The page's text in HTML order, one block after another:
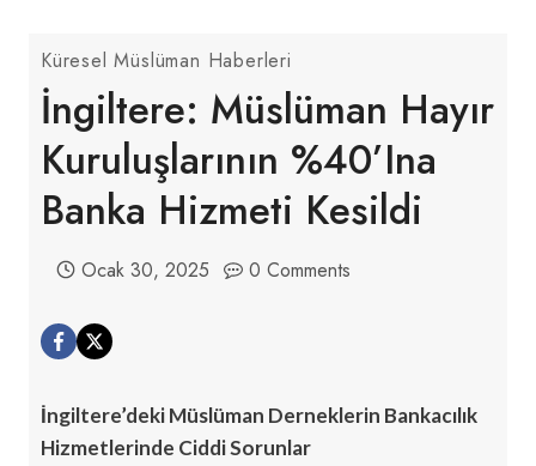
Küresel Müslüman Haberleri
İngiltere: Müslüman Hayır
Kuruluşlarının %40’ına
Banka Hizmeti Kesildi
Ocak 30, 2025 0 Comments
İngiltere’deki Müslüman Derneklerin Bankacılık
Hizmetlerinde Ciddi Sorunlar